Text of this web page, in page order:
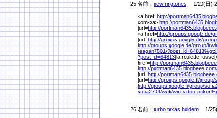
25 名前： new ringtones 1/20(日)
<a href=http://
com</a> http://
[url=http://
<a href=http://groups.google.de/
[url=http://groups.google.de/
http://groups.google.de/group/
reagan7501/?post_id=64813%
?post_id=64813]la roulette
href=http://
http://portman6435.blogbeee.com/
[url=http://
[url=http://groups.google.fi/group/
http://groups.google.fi/group/
sofia2704/web/win-video-poker%
26 名前： turbo texas holdem 1/25(